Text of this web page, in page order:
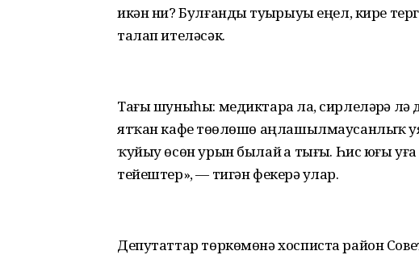
икән ни? Булғанды туҙҙырыуы еңел, кире
талап ителәсәк.
Тағы шуныһы: медиктарҙа ла, сирлеләрҙә
ятҡан кафе төҙөлөшө аңлашылмаусанлыҡ
ҡуйыу өсөн урын былай ҙа тығыҙ. Һис юғы
тейештер», — тигән фекерҙә улар.
Депутаттар төркөмөнә хосписта район